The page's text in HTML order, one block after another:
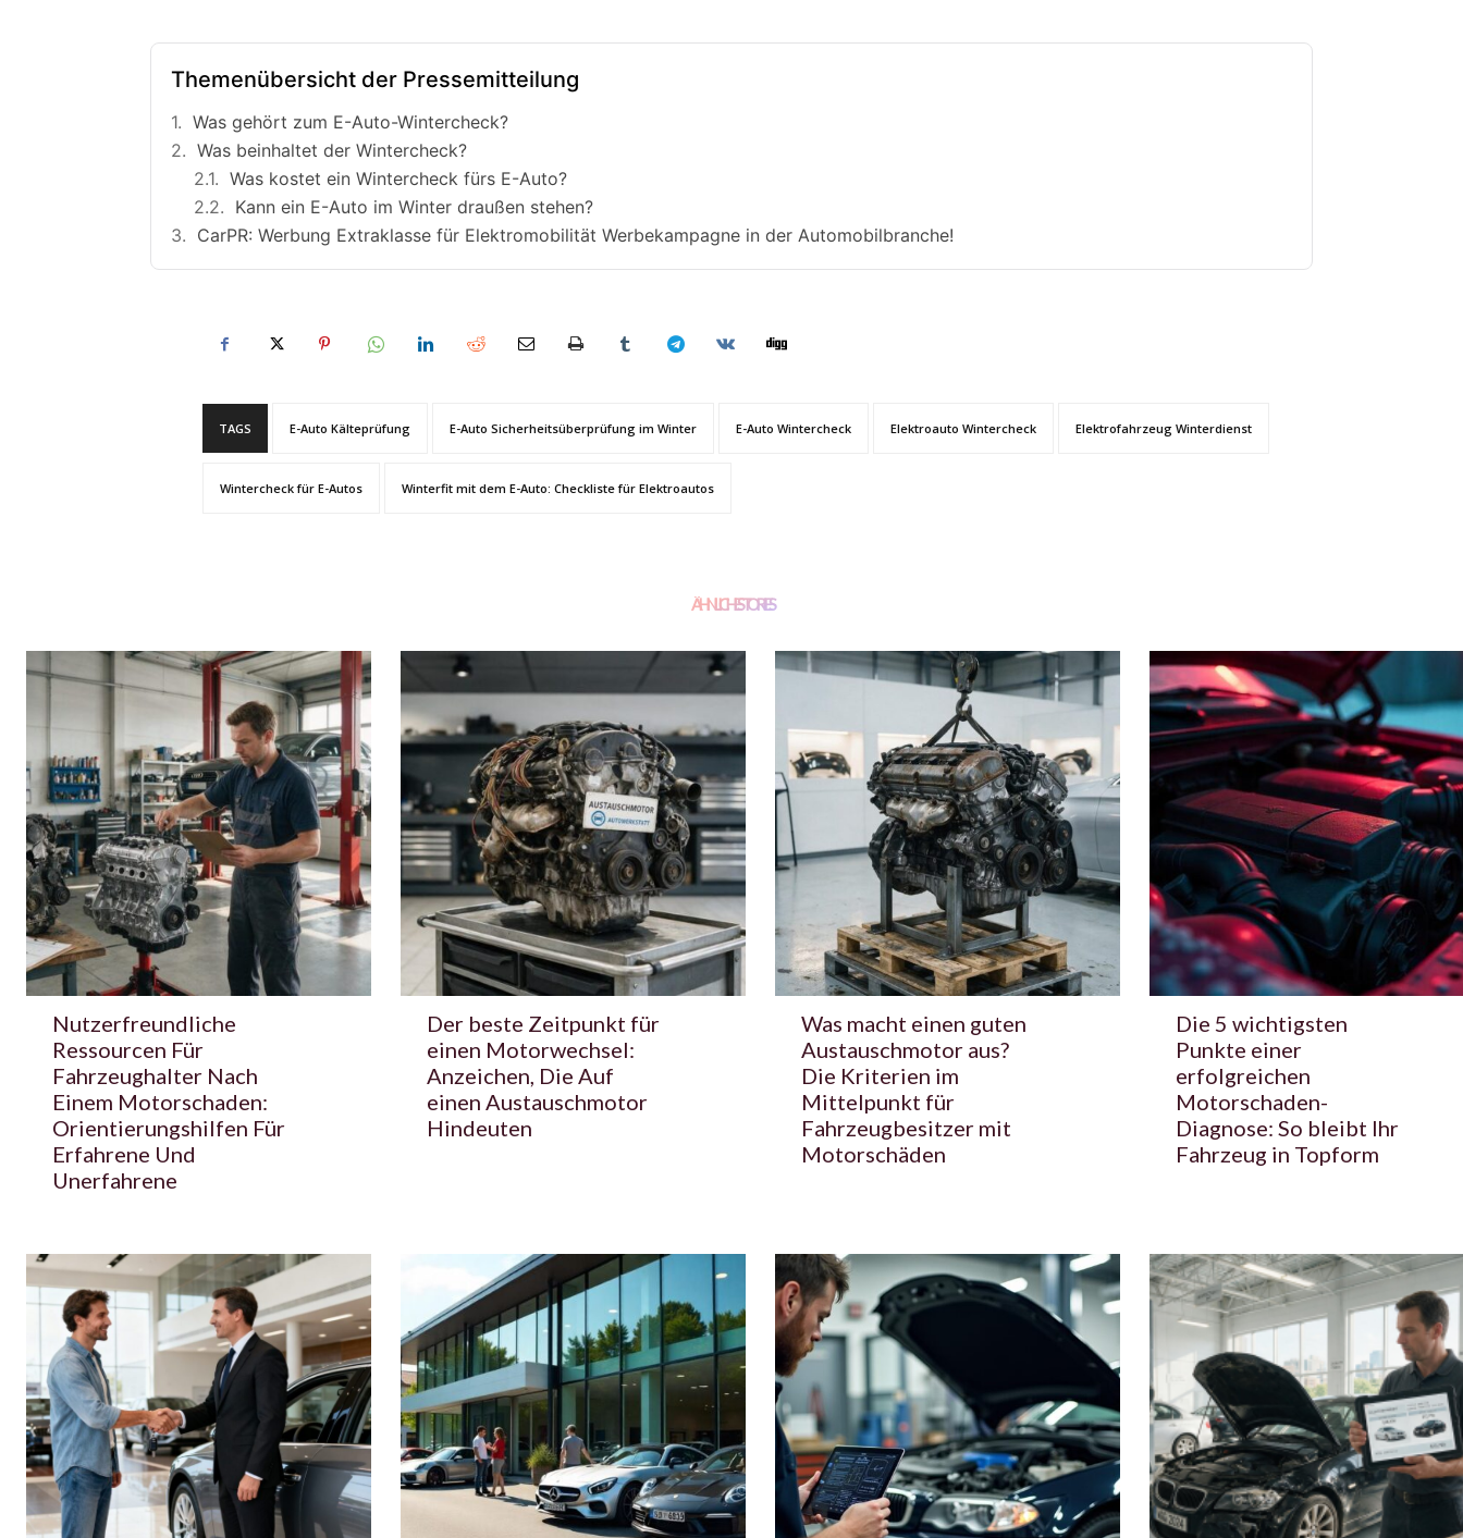
Themenübersicht der Pressemitteilung
Was gehört zum E-Auto-Wintercheck?
Was beinhaltet der Wintercheck?
Was kostet ein Wintercheck fürs E-Auto?
Kann ein E-Auto im Winter draußen stehen?
CarPR: Werbung Extraklasse für Elektromobilität Werbekampagne in der Automobilbranche!
TAGS E-Auto Kälteprüfung E-Auto Sicherheitsüberprüfung im Winter E-Auto Wintercheck Elektroauto Wintercheck Elektrofahrzeug Winterdienst
Wintercheck für E-Autos Winterfit mit dem E-Auto: Checkliste für Elektroautos
ÄHNLICHE STORIES
Nutzerfreundliche
Ressourcen Für
Fahrzeughalter Nach
Einem Motorschaden:
Orientierungshilfen Für
Erfahrene Und
Unerfahrene
Der beste Zeitpunkt für
einen Motorwechsel:
Anzeichen, Die Auf
einen Austauschmotor
Hindeuten
Was macht einen guten
Austauschmotor aus?
Die Kriterien im
Mittelpunkt für
Fahrzeugbesitzer mit
Motorschäden
Die 5 wichtigsten
Punkte einer
erfolgreichen
Motorschaden-
Diagnose: So bleibt Ihr
Fahrzeug in Topform